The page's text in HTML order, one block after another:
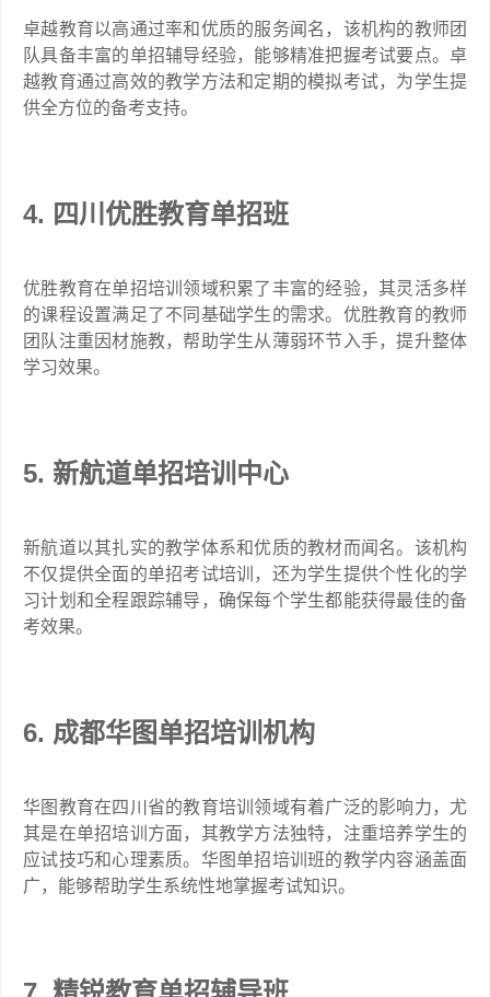
卓越教育以高通过率和优质的服务闻名，该机构的教师团
队具备丰富的单招辅导经验，能够精准把握考试要点。卓
越教育通过高效的教学方法和定期的模拟考试，为学生提
供全方位的备考支持。
4. 四川优胜教育单招班
优胜教育在单招培训领域积累了丰富的经验，其灵活多样
的课程设置满足了不同基础学生的需求。优胜教育的教师
团队注重因材施教，帮助学生从薄弱环节入手，提升整体
学习效果。
5. 新航道单招培训中心
新航道以其扎实的教学体系和优质的教材而闻名。该机构
不仅提供全面的单招考试培训，还为学生提供个性化的学
习计划和全程跟踪辅导，确保每个学生都能获得最佳的备
考效果。
6. 成都华图单招培训机构
华图教育在四川省的教育培训领域有着广泛的影响力，尤
其是在单招培训方面，其教学方法独特，注重培养学生的
应试技巧和心理素质。华图单招培训班的教学内容涵盖面
广，能够帮助学生系统性地掌握考试知识。